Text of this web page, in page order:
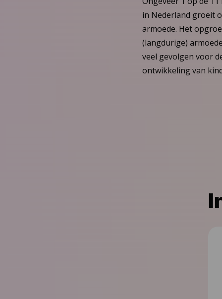
in Nederland groeit
armoede. Het
(langdurige)
veel gevolgen voor
ontwikkeling van
het
artikel